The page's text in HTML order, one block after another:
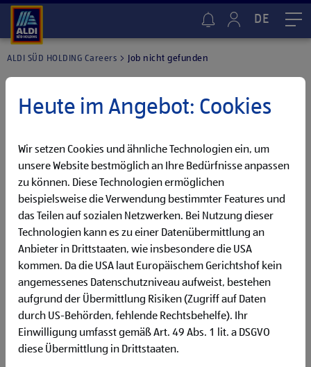
DE
ALDI SÜD HOLDING Careers Job nicht gefunden
Stellenanzeige leider nicht gefunden.
Leider konnte der gewünschte Inhalt nicht gefunden
werden!
Heute im Angebot: Cookies
Wir setzen Cookies und ähnliche Technologien ein, um
unsere Website bestmöglich an Ihre Bedürfnisse anpassen
zu können. Diese Technologien ermöglichen
beispielsweise die Verwendung bestimmter Features und
das Teilen auf sozialen Netzwerken. Bei Nutzung dieser
Technologien kann es zu einer Datenübermittlung an
Anbieter in Drittstaaten, wie insbesondere die USA
kommen. Da die USA laut Europäischem Gerichtshof kein
angemessenes Datenschutzniveau aufweist, bestehen
aufgrund der Übermittlung Risiken (Zugriff auf Daten
durch US-Behörden, fehlende Rechtsbehelfe). Ihr
Einwilligung umfasst gemäß Art. 49 Abs. 1 lit. a DSGVO
diese Übermittlung in Drittstaaten.